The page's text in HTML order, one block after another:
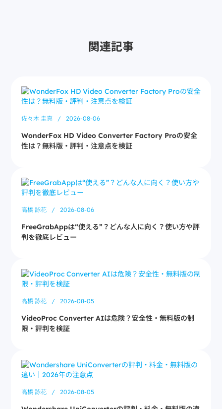
関連記事
佐々木 圭真 / 2026-08-06
WonderFox HD Video Converter Factory Proの安全
性は？無料版・評判・注意点を検証
高橋 詠花 / 2026-08-06
FreeGrabAppは“使える”？どんな人に向く？使い方や評
判を徹底レビュー
高橋 詠花 / 2026-08-05
VideoProc Converter AIは危険？安全性・無料版の制
限・評判を検証
高橋 詠花 / 2026-08-05